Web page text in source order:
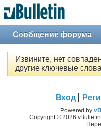
Сообщение форума
Извините, нет
другие ключевые
Вход
Powered by
Copyright © 2026 vBulletin